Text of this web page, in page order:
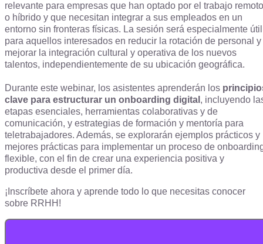
relevante para empresas que han optado por el trabajo remoto
o híbrido y que necesitan integrar a sus empleados en un
entorno sin fronteras físicas. La sesión será especialmente útil
para aquellos interesados en reducir la rotación de personal y
mejorar la integración cultural y operativa de los nuevos
talentos, independientemente de su ubicación geográfica.
Durante este webinar, los asistentes aprenderán los
clave para estructurar un onboarding digital , incluyendo
etapas esenciales, herramientas colaborativas y de
comunicación, y estrategias de formación y mentoría para
teletrabajadores. Además, se explorarán ejemplos prácticos y
mejores prácticas para implementar un proceso de
flexible, con el fin de crear una experiencia positiva y
productiva desde el primer día.
¡Inscríbete ahora y aprende todo lo que necesitas conocer
sobre RRHH!